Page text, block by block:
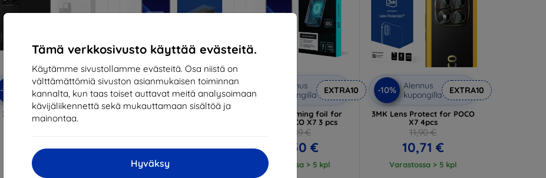
Tämä verkkosivusto käyttää evästeitä.
Käytämme sivustollamme evästeitä. Osa niistä on
välttämättömiä sivuston asianmukaisen toiminnan
kannalta, kun taas toiset auttavat meitä analysoimaan
kävijäliikennettä sekä mukauttamaan sisältöä ja
mainontaa.
Hyväksy
-10%
Alennus
kupongilla
EXTRA10
3MK Matt Case Pro for
Redmi Note 14 PRO
12,51 €
Varastossa > 5 kpl
-10%
Alennus
kupongilla
EXTRA10
12,51 €
Varastossa > 5 kpl
-10%
Alennus
kupongilla
EXTRA10
3MK 1UP Gaming foil for
Xiaomi POCO X7 3 pcs
23,89 €
21,50 €
Varastossa > 5 kpl
-10%
Alennus
kupongilla
EXTRA10
3MK Lens Protect for POCO
X7 4pcs
11,90 €
10,71 €
Varastossa > 5 kpl